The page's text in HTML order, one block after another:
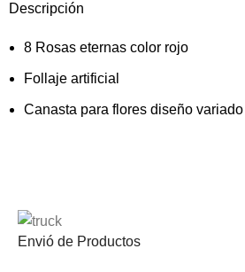
Descripción
8 Rosas eternas color rojo
Follaje artificial
Canasta para flores diseño variado
Envió de Productos